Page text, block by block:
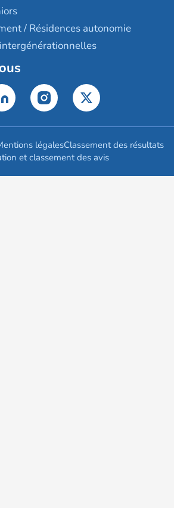
/ Résidences autonomie
légalesClassement des résultats
et classement des avis